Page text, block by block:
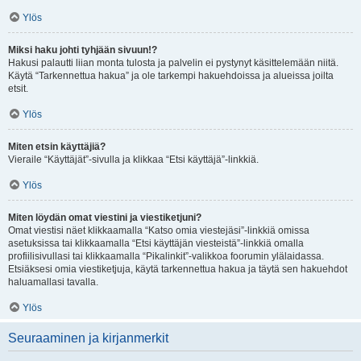
Ylös
Miksi haku johti tyhjään sivuun!?
Hakusi palautti liian monta tulosta ja palvelin ei pystynyt käsittelemään niitä.
Käytä “Tarkennettua hakua” ja ole tarkempi hakuehdoissa ja alueissa joilta
etsit.
Ylös
Miten etsin käyttäjiä?
Vieraile “Käyttäjät”-sivulla ja klikkaa “Etsi käyttäjä”-linkkiä.
Ylös
Miten löydän omat viestini ja viestiketjuni?
Omat viestisi näet klikkaamalla “Katso omia viestejäsi”-linkkiä omissa
asetuksissa tai klikkaamalla “Etsi käyttäjän viesteistä”-linkkiä omalla
profiilisivullasi tai klikkaamalla “Pikalinkit”-valikkoa foorumin ylälaidassa.
Etsiäksesi omia viestiketjuja, käytä tarkennettua hakua ja täytä sen hakuehdot
haluamallasi tavalla.
Ylös
Seuraaminen ja kirjanmerkit